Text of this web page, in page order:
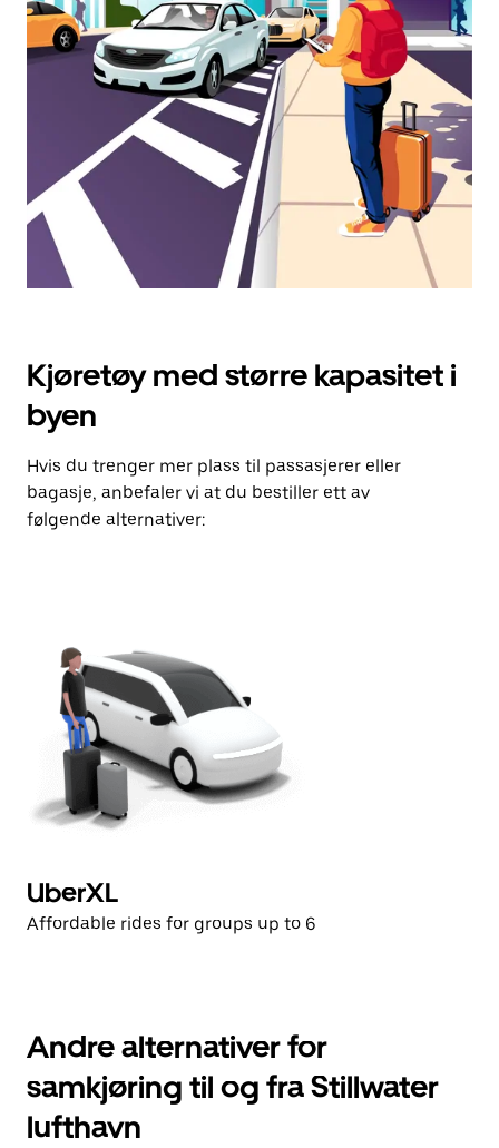
dato.
Trykk
på
Esc-
knappen
kalenderen.
Kjøretøy med større kapasitet i
byen
Hvis du trenger mer plass til passasjerer eller
bagasje, anbefaler vi at du bestiller ett av
følgende alternativer:
UberXL
Affordable rides for groups up to 6
Andre alternativer for
samkjøring til og fra Stillwater
lufthavn